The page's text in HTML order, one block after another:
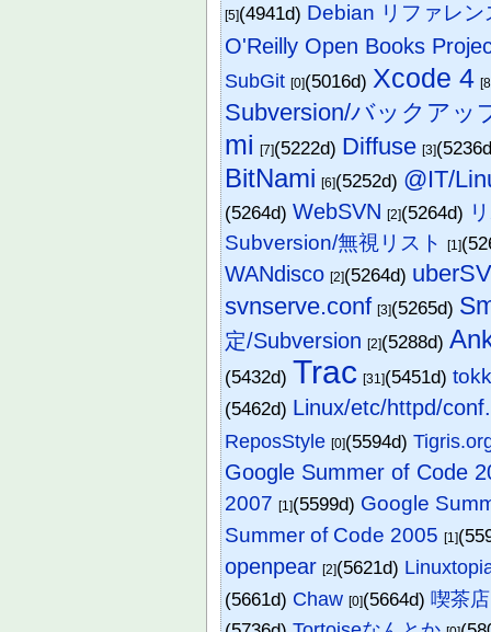
[5](4941d) Debian リファレン
O'Reilly Open Books
SubGit [0](5016d) Xcode 4
Subversion/バックアッ
mi [7](5222d) Diffuse [3]
BitNami [6](5252d) @IT/
(5264d)WebSVN [2](5264d)
Subversion/無視リスト
[1]
WANdisco [2](5264d)
svnserve.conf [3](5265d)
定/Subversion [2](5288d)
(5432d) Trac [31](5451d)
(5462d) Linux/etc/httpd/
ReposStyle [0](5594d)
Google Summer of Code
2007 [1](5599d) Google
Summer of Code 2005 [1]
openpear [2](5621d)
(5661d) Chaw [0](5664d)喫茶